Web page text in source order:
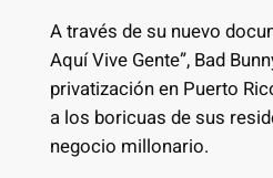
A través de su nuevo
Aquí Vive Gente”, Bad
privatización en Puerto
a los boricuas de sus
negocio millonario.